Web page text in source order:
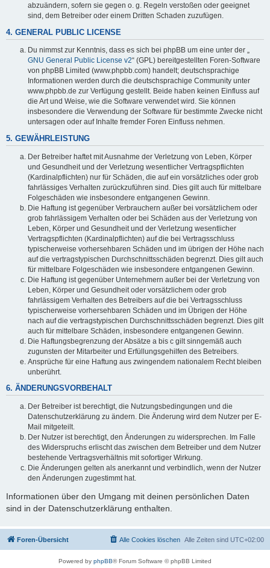
abzuändern, sofern sie gegen o. g. Regeln verstoßen oder geeignet
sind, dem Betreiber oder einem Dritten Schaden zuzufügen.
4. GENERAL PUBLIC LICENSE
Du nimmst zur Kenntnis, dass es sich bei phpBB um eine unter der „
GNU General Public License v2“ (GPL) bereitgestellten Foren-Software
von phpBB Limited (www.phpbb.com) handelt; deutschsprachige
Informationen werden durch die deutschsprachige Community unter
www.phpbb.de zur Verfügung gestellt. Beide haben keinen Einfluss auf
die Art und Weise, wie die Software verwendet wird. Sie können
insbesondere die Verwendung der Software für bestimmte Zwecke nicht
untersagen oder auf Inhalte fremder Foren Einfluss nehmen.
5. GEWÄHRLEISTUNG
Der Betreiber haftet mit Ausnahme der Verletzung von Leben, Körper
und Gesundheit und der Verletzung wesentlicher Vertragspflichten
(Kardinalpflichten) nur für Schäden, die auf ein vorsätzliches oder grob
fahrlässiges Verhalten zurückzuführen sind. Dies gilt auch für mittelbare
Folgeschäden wie insbesondere entgangenen Gewinn.
Die Haftung ist gegenüber Verbrauchern außer bei vorsätzlichem oder
grob fahrlässigem Verhalten oder bei Schäden aus der Verletzung von
Leben, Körper und Gesundheit und der Verletzung wesentlicher
Vertragspflichten (Kardinalpflichten) auf die bei Vertragsschluss
typischerweise vorhersehbaren Schäden und im übrigen der Höhe nach
auf die vertragstypischen Durchschnittsschäden begrenzt. Dies gilt auch
für mittelbare Folgeschäden wie insbesondere entgangenen Gewinn.
Die Haftung ist gegenüber Unternehmern außer bei der Verletzung von
Leben, Körper und Gesundheit oder vorsätzlichem oder grob
fahrlässigem Verhalten des Betreibers auf die bei Vertragsschluss
typischerweise vorhersehbaren Schäden und im Übrigen der Höhe
nach auf die vertragstypischen Durchschnittsschäden begrenzt. Dies gilt
auch für mittelbare Schäden, insbesondere entgangenen Gewinn.
Die Haftungsbegrenzung der Absätze a bis c gilt sinngemäß auch
zugunsten der Mitarbeiter und Erfüllungsgehilfen des Betreibers.
Ansprüche für eine Haftung aus zwingendem nationalem Recht bleiben
unberührt.
6. ÄNDERUNGSVORBEHALT
Der Betreiber ist berechtigt, die Nutzungsbedingungen und die
Datenschutzerklärung zu ändern. Die Änderung wird dem Nutzer per E-
Mail mitgeteilt.
Der Nutzer ist berechtigt, den Änderungen zu widersprechen. Im Falle
des Widerspruchs erlischt das zwischen dem Betreiber und dem Nutzer
bestehende Vertragsverhältnis mit sofortiger Wirkung.
Die Änderungen gelten als anerkannt und verbindlich, wenn der Nutzer
den Änderungen zugestimmt hat.
Informationen über den Umgang mit deinen persönlichen Daten
sind in der Datenschutzerklärung enthalten.
Foren-Übersicht Alle Zeiten sind UTC+02:00
Alle Cookies löschen
Powered by phpBB® Forum Software © phpBB Limited